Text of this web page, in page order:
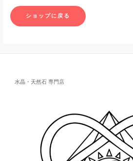
ショップに戻る
水晶・天然石 専門店